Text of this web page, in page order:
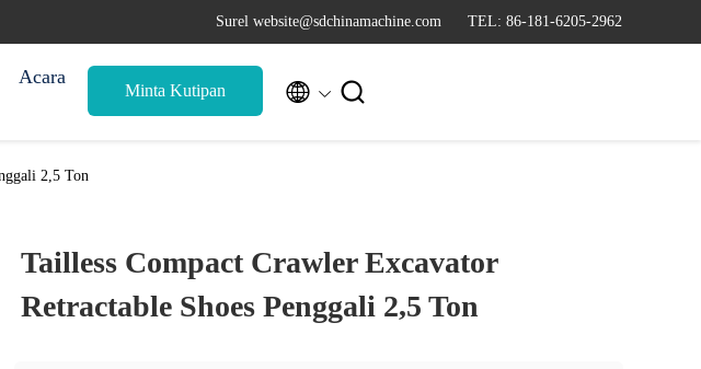
Surel website@sdchinamachine.com TEL: 86-181-6205-2962
Acara
Minta Kutipan  
2,5 Ton
Tailless Compact Crawler Excavator
Retractable Shoes Penggali 2,5 Ton